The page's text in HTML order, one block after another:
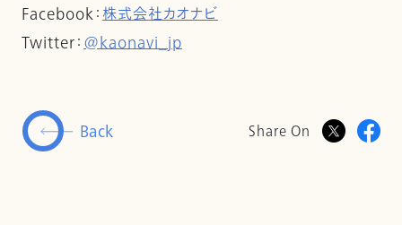
Facebook：株式会社カオナビ
Twitter：@kaonavi_jp
Back Share On